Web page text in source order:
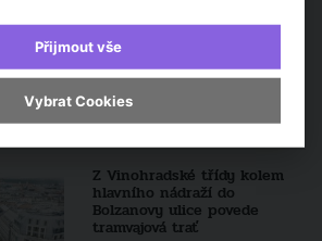
Sledujte také
Z Vinohradské třídy kolem
hlavního nádraží do
Bolzanovy ulice povede
tramvajová trať
Přijmout vše
Vybrat Cookies